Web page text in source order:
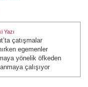
Yazı
Yazı:çatışmalar
egemenler
yönelik öfkeden
çalışıyor